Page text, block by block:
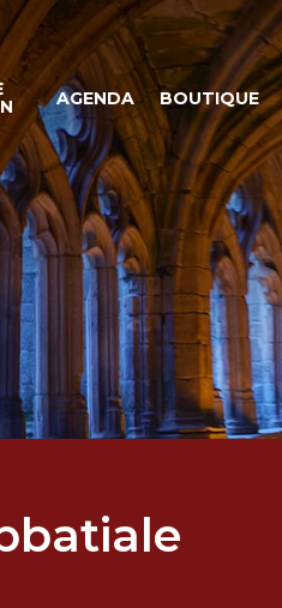
AGENDA BOUTIQUE